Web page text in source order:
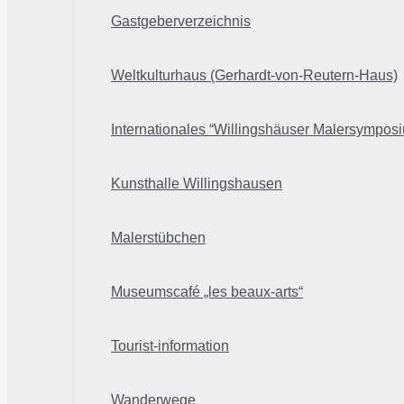
Gastgeberverzeichnis
Weltkulturhaus (Gerhardt-von-Reutern-Haus)
Internationales “Willingshäuser
Kunsthalle Willingshausen
Malerstübchen
Museumscafé „les beaux-arts“
Tourist-information
Wanderwege